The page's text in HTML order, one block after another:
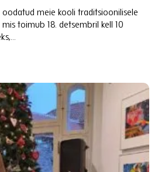
oodatud meie kooli traditsioonilisele
mis toimub 18. detsembril kell 10